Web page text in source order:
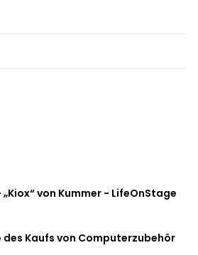
von Kummer - LifeOnStage
des Kaufs von Computerzubehör